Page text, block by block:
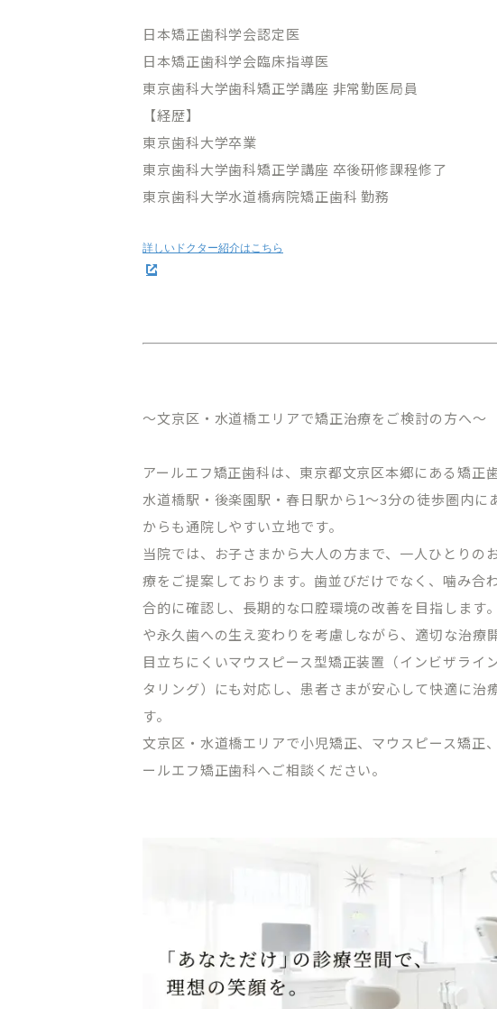
日本矯正歯科学会認定医
日本矯正歯科学会臨床指導医
東京歯科大学歯科矯正学講座 非常勤医局員
【経歴】
東京歯科大学卒業
東京歯科大学歯科矯正学講座 卒後研修課程修了
東京歯科大学水道橋病院矯正歯科 勤務
～文京区・水道橋エリアで矯正治療をご検討の方へ～
アールエフ矯正歯科は、東京都文京区本郷にある矯正
水道橋駅・後楽園駅・春日駅から1～3分の徒歩圏内に
からも通院しやすい立地です。
当院では、お子さまから大人の方まで、一人ひとり
療をご提案しております。歯並びだけでなく、噛み合
合的に確認し、長期的な口腔環境の改善を目指します
や永久歯への生え変わりを考慮しながら、適切な治療
目立ちにくいマウスピース型矯正装置（インビザライ
タリング）にも対応し、患者さまが安心して快適に治
す。
文京区・水道橋エリアで小児矯正、マウスピース矯正
ールエフ矯正歯科へご相談ください。